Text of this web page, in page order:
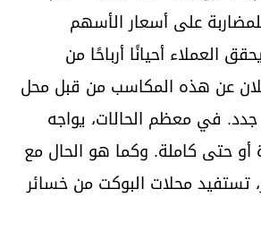
على أسعار الأسهم
العملاء أحيانًا أرباحًا من
عن هذه المكاسب من قبل محل
في معظم الحالات، يواجه
أو حتى كاملة. وكما هو الحال مع
تستفيد محلات البوكت من خسائر